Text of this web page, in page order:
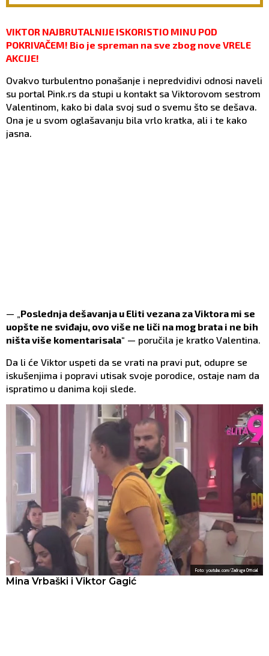
VIKTOR NAJBRUTALNIJE ISKORISTIO MINU POD
POKRIVAČEM! Bio je spreman na sve zbog nove VRELE
AKCIJE!
Ovakvo turbulentno ponašanje i nepredvidivi odnosi naveli
su portal Pink.rs da stupi u kontakt sa Viktorovom sestrom
Valentinom, kako bi dala svoj sud o svemu što se dešava.
Ona je u svom oglašavanju bila vrlo kratka, ali i te kako
jasna.
— „ Poslednja dešavanja u Eliti vezana za Viktora mi se
uopšte ne sviđaju, ovo više ne liči na mog brata i ne bih
ništa više kоmentarisala“ — poručila je kratko Valentina.
Da li će Viktor uspeti da se vrati na pravi put, odupre se
iskušenjima i popravi utisak svoje porodice, ostaje nam da
ispratimo u danima koji slede.
Foto: youtube.com/Zadruga Official
Mina Vrbaški i Viktor Gagić